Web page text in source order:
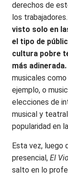
derechos de
los trabajadores.
visto solo en
el tipo de
cultura pobre
más adinerada.
musicales como
ejemplo, o
elecciones de
musical y
popularidad en
Esta vez, luego
presencial, El
salto en lo